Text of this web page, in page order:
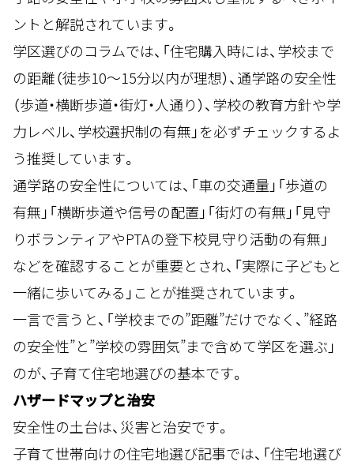
ントと解説されています。
学区選びのコラムでは、「住宅購入時には、学校まで
の距離（徒歩10〜15分以内が理想）、通学路の安全性
（歩道・横断歩道・街灯・人通り）、学校の教育方針や学
力レベル、学校選択制の有無」を必ずチェックするよ
う推奨しています。
通学路の安全性については、「車の交通量」「歩道の
有無」「横断歩道や信号の配置」「街灯の有無」「見守
りボランティアやPTAの登下校見守り活動の有無」
などを確認することが重要とされ、「実際に子どもと
一緒に歩いてみる」ことが推奨されています。
一言で言うと、「学校までの”距離”だけでなく、”経路
の安全性”と”学校の雰囲気”まで含めて学区を選ぶ」
のが、子育て住宅地選びの基本です。
ハザードマップと治安
安全性の土台は、災害と治安です。
子育て世帯向けの住宅地選び記事では、「住宅地選び